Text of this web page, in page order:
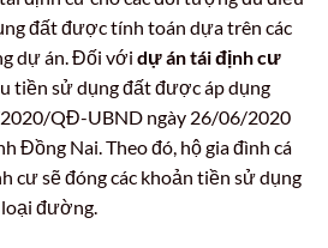
đất được tính toán dựa trên các
dự án. Đối với dự án tái định cư
tiền sử dụng đất được áp dụng
QĐ-UBND ngày 26/06/2020
Đồng Nai. Theo đó, hộ gia đình cá
cư sẽ đóng các khoản tiền sử dụng
đường.